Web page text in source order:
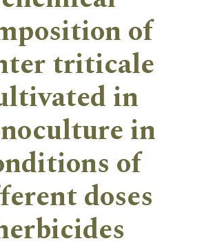
of
triticale
in
in
of
doses